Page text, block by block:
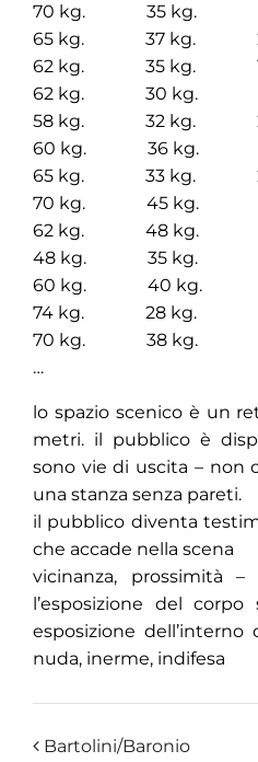
70 kg. 35 kg.
65 kg. 37 kg.
62 kg. 35 kg.
62 kg. 30 kg.
58 kg. 32 kg.
60 kg. 36 kg.
65 kg. 33 kg.
70 kg. 45 kg.
62 kg. 48 kg.
48 kg. 35 kg.
60 kg. 40 kg.
74 kg. 28 kg.
70 kg. 38 kg.
…
lo spazio scenico è un
metri. il pubblico è
sono vie di uscita – non
una stanza senza pareti.
il pubblico diventa
che accade nella scena
vicinanza, prossimità
l’esposizione del
esposizione
nuda, inerme, indifesa
Bartolini/Baronio